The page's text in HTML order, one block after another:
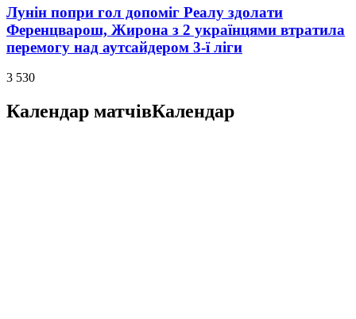
Лунін попри гол допоміг Реалу здолати
Ференцварош, Жирона з 2 українцями втратила
перемогу над аутсайдером 3-ї ліги
3 530
Календар матчівКалендар